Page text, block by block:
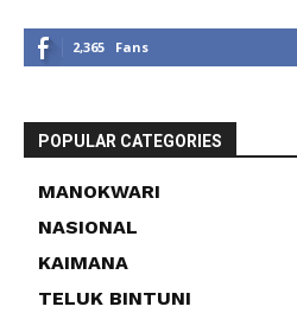
2,365 Fans
POPULAR CATEGORIES
MANOKWARI
NASIONAL
KAIMANA
TELUK BINTUNI